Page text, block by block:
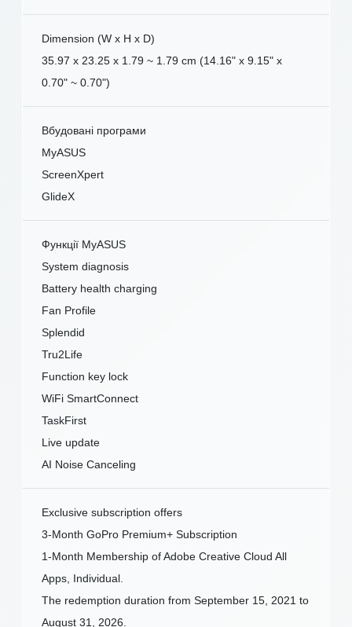
Dimension (W x H x D)
35.97 x 23.25 x 1.79 ~ 1.79 cm (14.16" x 9.15" x
0.70" ~ 0.70")
Вбудовані програми
MyASUS
ScreenXpert
GlideX
Функції MyASUS
System diagnosis
Battery health charging
Fan Profile
Splendid
Tru2Life
Function key lock
WiFi SmartConnect
TaskFirst
Live update
AI Noise Canceling
Exclusive subscription offers
3-Month GoPro Premium+ Subscription
1-Month Membership of Adobe Creative Cloud All
Apps, Individual.
The redemption duration from September 15, 2021 to
August 31, 2026.